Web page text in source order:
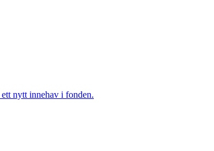
nytt innehav i fonden.